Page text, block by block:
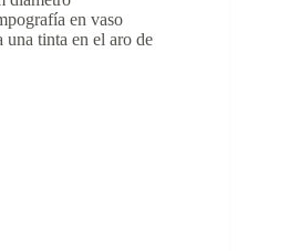
en vaso
una tinta en el aro de